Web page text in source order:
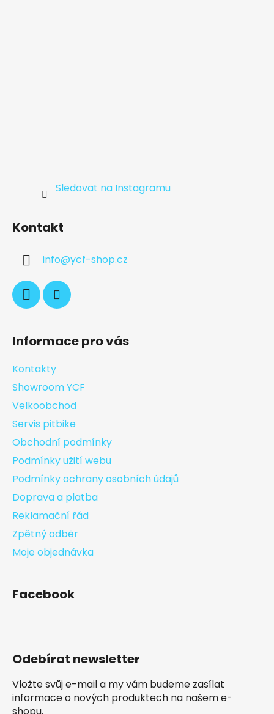
Sledovat na Instagramu
Kontakt
info@ycf-shop.cz
Informace pro vás
Kontakty
Showroom YCF
Velkoobchod
Servis pitbike
Obchodní podmínky
Podmínky užití webu
Podmínky ochrany osobních údajů
Doprava a platba
Reklamační řád
Zpětný odběr
Moje objednávka
Facebook
Odebírat newsletter
Vložte svůj e-mail a my vám budeme zasílat
informace o nových produktech na našem e-